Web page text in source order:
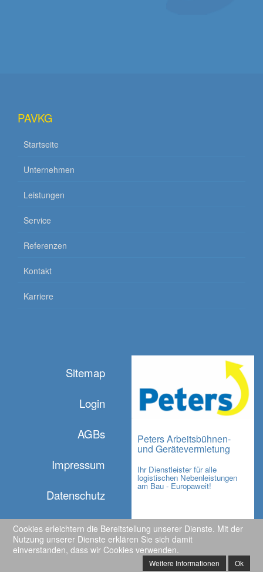
PAVKG
Startseite
Unternehmen
Leistungen
Service
Referenzen
Kontakt
Karriere
Sitemap
Login
AGBs
Impressum
Datenschutz
Peters Arbeitsbühnen-
und Gerätevermietung
Ihr Dienstleister für alle
logistischen Nebenleistungen
am Bau - Europaweit!
© 2026 Peters Arbeitsbühnen- und Gerätevermietung
Cookies erleichtern die Bereitstellung unserer Dienste. Mit der
Nutzung unserer Dienste erklären Sie sich damit
einverstanden, dass wir Cookies verwenden.
Weitere Informationen Ok